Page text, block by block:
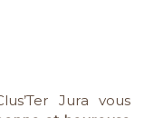
Jura vous